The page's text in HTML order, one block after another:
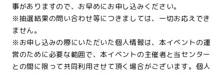
事がありますので、お早めにお申し込みください。
※抽選結果の問い合わせ等につきましては、一切お応えでき
ません。
※お申し込みの際にいただいた個人情報は、本イベントの運
営のために必要な範囲で、本イベントの主催者と当センター
との間に限って共同利用させて頂く場合がございます。個人